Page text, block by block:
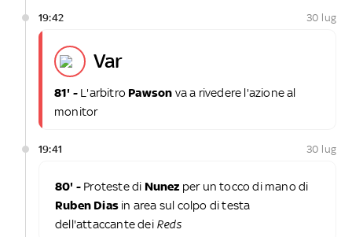
19:42 30 lug
var
81' - L'arbitro Pawson va a rivedere l'azione al
monitor
19:41 30 lug
80' - Proteste di Nunez per un tocco di mano di
Ruben Dias in area sul colpo di testa
dell'attaccante dei Reds